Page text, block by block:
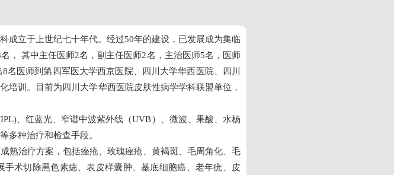
成立于上世纪七十年代。经过50年的建设，已发展成为集临
， 其中主任医师2名，副主任医师2名，主治医师5名，医师
医师到第四军医大学西京医院、四川大学华西医院、四川
培训。目前为四川大学华西医院皮肤性病学学科联盟单位，
、红蓝光、窄谱中波紫外线（UVB）、微波、果酸、水杨
多种治疗和检查手段。
熟治疗方案，包括痤疮、玫瑰痤疮、黄褐斑、毛周角化、毛
术切除黑色素痣、表皮样囊肿、基底细胞癌、老年疣、皮